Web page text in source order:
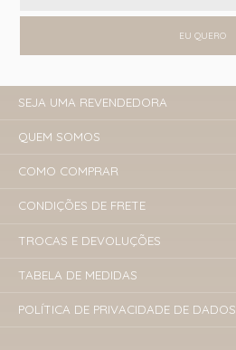
EU QUERO
SEJA UMA REVENDEDORA
QUEM SOMOS
COMO COMPRAR
CONDIÇÕES DE FRETE
TROCAS E DEVOLUÇÕES
TABELA DE MEDIDAS
POLÍTICA DE PRIVACIDADE DE DADOS